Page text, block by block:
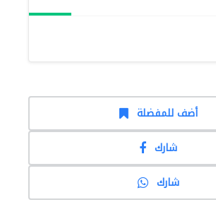
أضف للمفضلة
شارك
شارك